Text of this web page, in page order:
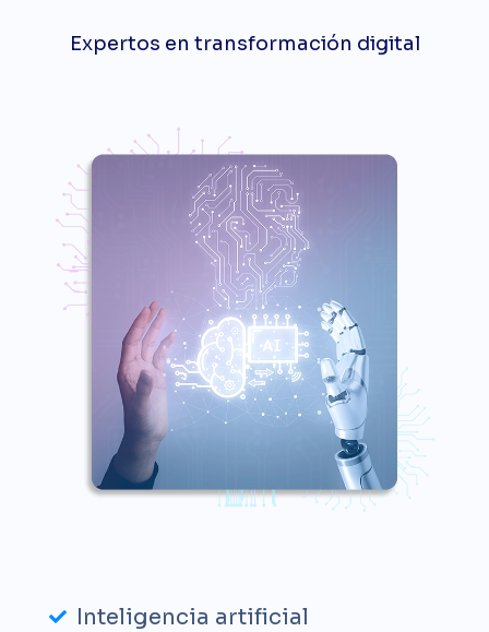
Expertos en transformación digital
Inteligencia artificial